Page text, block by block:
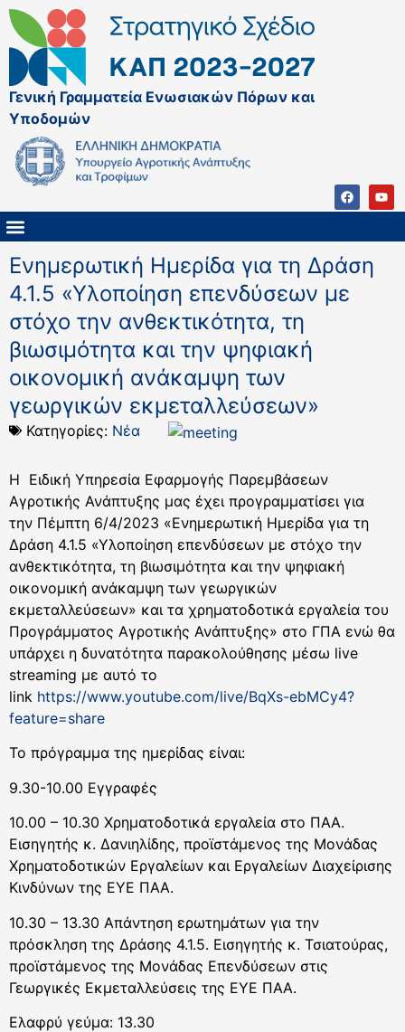
Γενική Γραμματεία Ενωσιακών Πόρων και
Υποδομών
Ενημερωτική Ημερίδα για τη Δράση
4.1.5 «Υλοποίηση επενδύσεων με
στόχο την ανθεκτικότητα, τη
βιωσιμότητα και την ψηφιακή
οικονομική ανάκαμψη των
γεωργικών εκμεταλλεύσεων»
Κατηγορίες: Νέα
Η Ειδική Υπηρεσία Εφαρμογής Παρεμβάσεων
Αγροτικής Ανάπτυξης μας έχει προγραμματίσει για
την Πέμπτη 6/4/2023 «Ενημερωτική Ημερίδα για τη
Δράση 4.1.5 «Υλοποίηση επενδύσεων με στόχο την
ανθεκτικότητα, τη βιωσιμότητα και την ψηφιακή
οικονομική ανάκαμψη των γεωργικών
εκμεταλλεύσεων» και τα χρηματοδοτικά εργαλεία του
Προγράμματος Αγροτικής Ανάπτυξης» στο ΓΠΑ ενώ θα
υπάρχει η δυνατότητα παρακολούθησης μέσω live
streaming με αυτό το
link https://www.youtube.com/live/BqXs-ebMCy4?
feature=share
Το πρόγραμμα της ημερίδας είναι:
9.30-10.00 Εγγραφές
10.00 – 10.30 Χρηματοδοτικά εργαλεία στο ΠΑΑ.
Εισηγητής κ. Δανιηλίδης, προϊστάμενος της Μονάδας
Χρηματοδοτικών Εργαλείων και Εργαλείων Διαχείρισης
Κινδύνων της ΕΥΕ ΠΑΑ.
10.30 – 13.30 Απάντηση ερωτημάτων για την
πρόσκληση της Δράσης 4.1.5. Εισηγητής κ. Τσιατούρας,
προϊστάμενος της Μονάδας Επενδύσεων στις
Γεωργικές Εκμεταλλεύσεις της ΕΥΕ ΠΑΑ.
Ελαφρύ γεύμα: 13.30